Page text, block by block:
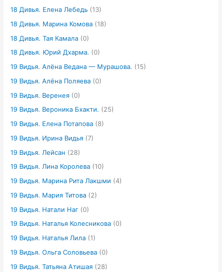
18 Дивья. Елена Лебедь (13)
18 Дивья. Марина Комова (18)
18 Дивья. Тая Камала (0)
18 Дивья. Юрий Дхарма. (0)
19 Видья. Алёна Ведана — Мурашова. (15)
19 Видья. Алёна Поляева (0)
19 Видья. Веренея (0)
19 Видья. Вероника Бхакти. (25)
19 Видья. Елена Потапова (8)
19 Видья. Ирина Видья (7)
19 Видья. Лейсан (28)
19 Видья. Лина Королева (10)
19 Видья. Марина Рита Лакшми (4)
19 Видья. Мария Титова (2)
19 Видья. Натали Наг (0)
19 Видья. Наталья Колесникова (0)
19 Видья. Наталья Лила (1)
19 Видья. Ольга Соловьева (0)
19 Видья. Татьяна Атишая (28)